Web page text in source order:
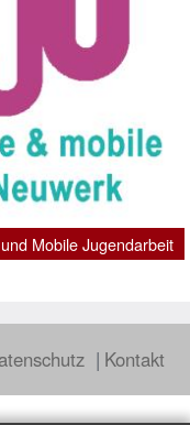
Mobile Jugendarbeit
Kontakt